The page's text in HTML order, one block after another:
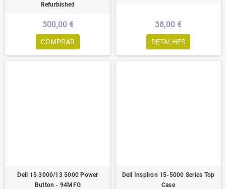
Refurbished
300,00 €
COMPRAR
38,00 €
DETALHES
Dell 15 3000/13 5000 Power
Button - 94MFG
Dell Inspiron 15-5000 Series Top
Case